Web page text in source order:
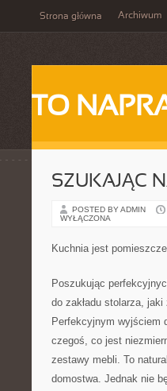
Strona główna Archiwum
TO
SZUKAJĄC
POSTED BY ADMIN
WYŁĄCZONA
Kuchnia jest
Poszukując
do zakładu stolarza,
Perfekcyjnym wyjściem
czegoś, co jest
zestawy mebli. To
domostwa. Jednak nie